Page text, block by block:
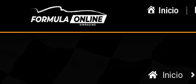
Inicio
Inicio